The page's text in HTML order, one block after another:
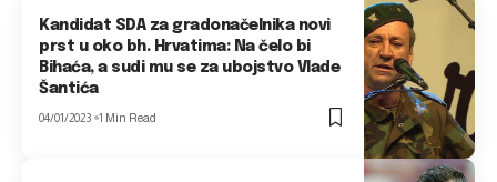
Kandidat SDA za gradonačelnika novi
prst u oko bh. Hrvatima: Na čelo bi
Bihaća, a sudi mu se za ubojstvo Vlade
Šantića
04/01/2023 1 Min Read